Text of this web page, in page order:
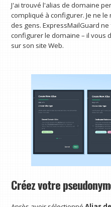
J'ai trouvé l'alias de domaine
compliqué à configurer. Je ne
des gens. ExpressMailGuard
configurer le domaine – il vous
sur son site Web.
Créez votre